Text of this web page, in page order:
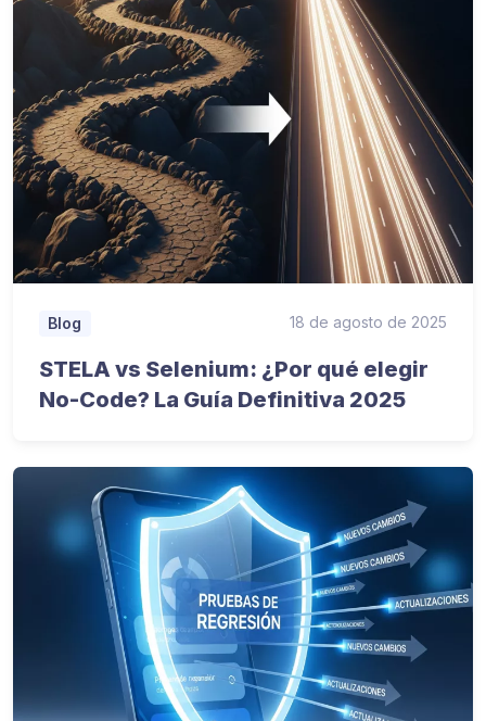
Blog 18 de agosto de 2025
STELA vs Selenium: ¿Por qué elegir
No-Code? La Guía Definitiva 2025